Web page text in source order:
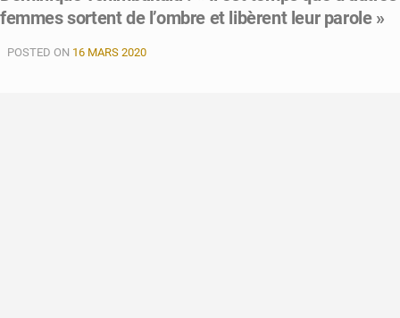
femmes sortent de l’ombre et libèrent leur parole »
POSTED ON 16 MARS 2020